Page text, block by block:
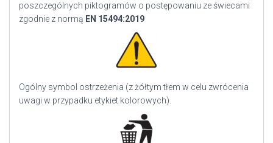
poszczególnych piktogramów o postępowaniu ze świecami
zgodnie z normą EN 15494:2019
Ogólny symbol ostrzeżenia (z żółtym tłem w celu zwrócenia
uwagi w przypadku etykiet kolorowych).